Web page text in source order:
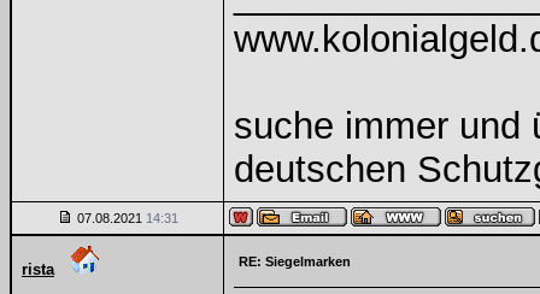
suche immer und
deutschen
07.08.2021 14:31
rista RE: Siegelmarken